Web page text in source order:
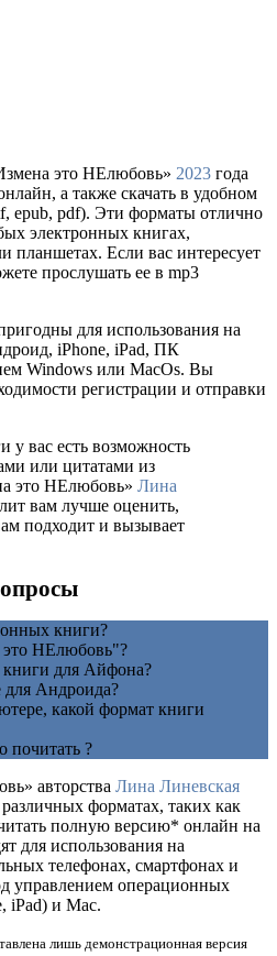
это НЕлюбовь» 2023 года
а также скачать в удобном
epub, pdf). Эти форматы отлично
электронных книгах,
планшетах. Если вас интересует
прослушать ее в mp3
для использования на
iPhone, iPad, ПК
Windows или MacOs. Вы
регистрации и отправки
у вас есть возможность
или цитатами из
это НЕлюбовь» Лина
вам лучше оценить,
подходит и вызывает
книги?
это НЕлюбовь"?
книги для Айфона?
Андроида?
какой формат книги
почитать ?
авторства Лина Линевская
форматах, таких как
полную версию* онлайн на
для использования на
телефонах, смартфонах и
управлением операционных
iPad) и Mac.
лишь демонстрационная версия